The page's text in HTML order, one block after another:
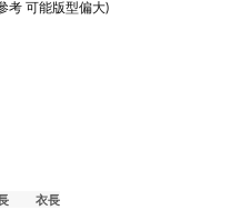
考 可能版型偏大)
衣長